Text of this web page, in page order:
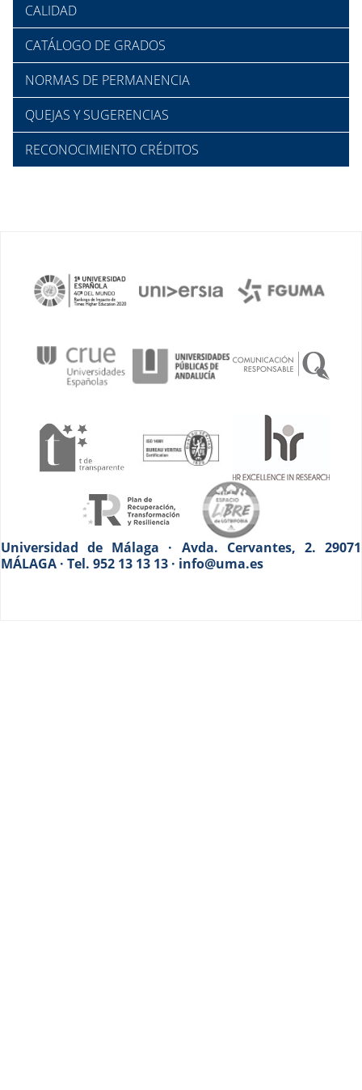
CALIDAD
CATÁLOGO DE GRADOS
NORMAS DE PERMANENCIA
QUEJAS Y SUGERENCIAS
RECONOCIMIENTO CRÉDITOS
Universidad de Málaga · Avda. Cervantes, 2. 29071
MÁLAGA · Tel. 952 13 13 13 · info@uma.es